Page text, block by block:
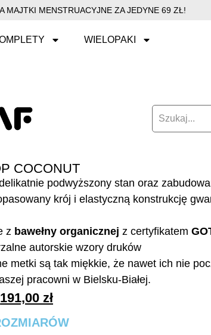
MAJTKI MENSTRUACYJNE ZA JEDYNE 69 ZŁ!
WIELOPAKI
COCONUT
podwyższony stan oraz
krój i elastyczną konstrukcję
z bawełny organicznej z certyfikatem
autorskie wzory druków
metki są tak miękkie, że nawet ich nie
pracowni w Bielsku-Białej.
191,00 zł